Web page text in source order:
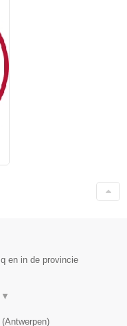
en in de provincie
▼
(Antwerpen)